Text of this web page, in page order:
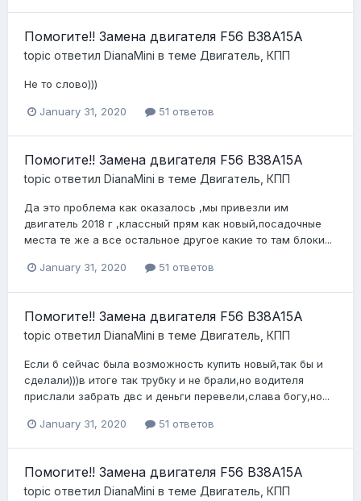
Помогите!! Замена двигателя F56 B38A15A
topic ответил DianaMini в теме Двигатель, КПП
Не то слово)))
January 31, 2020 51 ответов
Помогите!! Замена двигателя F56 B38A15A
topic ответил DianaMini в теме Двигатель, КПП
Да это проблема как оказалось ,мы привезли им
двигатель 2018 г ,классный прям как новый,посадочные
места те же а все остальное другое какие то там блоки...
January 31, 2020 51 ответов
Помогите!! Замена двигателя F56 B38A15A
topic ответил DianaMini в теме Двигатель, КПП
Если б сейчас была возможность купить новый,так бы и
сделали)))в итоге так трубку и не брали,но водителя
прислали забрать двс и деньги перевели,слава богу,но...
January 31, 2020 51 ответов
Помогите!! Замена двигателя F56 B38A15A
topic ответил DianaMini в теме Двигатель, КПП